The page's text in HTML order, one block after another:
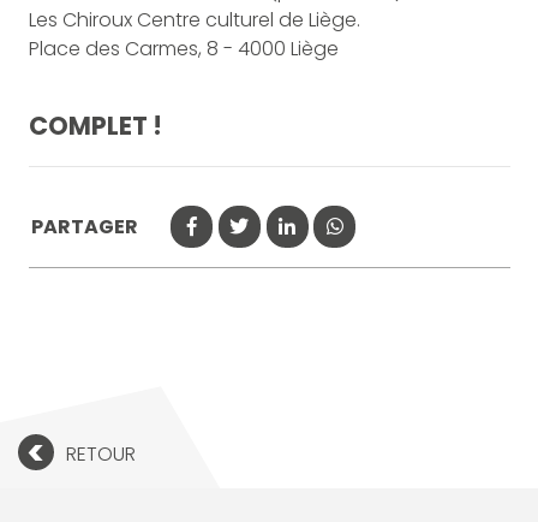
Les Chiroux Centre culturel de Liège.
Place des Carmes, 8 - 4000 Liège
COMPLET !
PARTAGER
< RETOUR